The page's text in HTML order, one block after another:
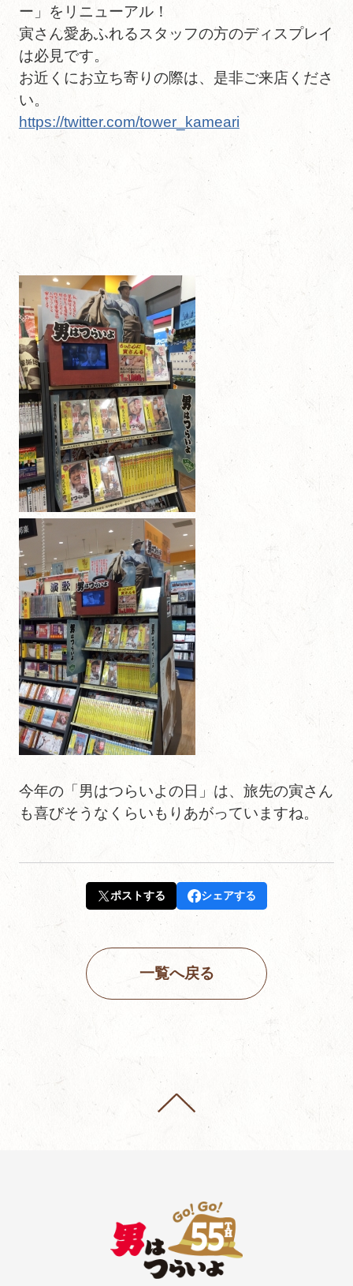
ー」をリニューアル！
寅さん愛あふれるスタッフの方のディスプレイ
は必見です。
お近くにお立ち寄りの際は、是非ご来店くださ
い。
https://twitter.com/tower_kameari
今年の「男はつらいよの日」は、旅先の寅さん
も喜びそうなくらいもりあがっていますね。
ポストする シェアする
一覧へ戻る